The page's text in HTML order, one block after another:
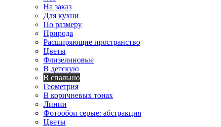
На заказ
Для кухни
По размеру
Природа
Расширяющие пространство
Цветы
Флизелиновые
В детскую
В спальню
Геометрия
В коричневых тонах
Линии
Фотообои серые: абстракция
Цветы